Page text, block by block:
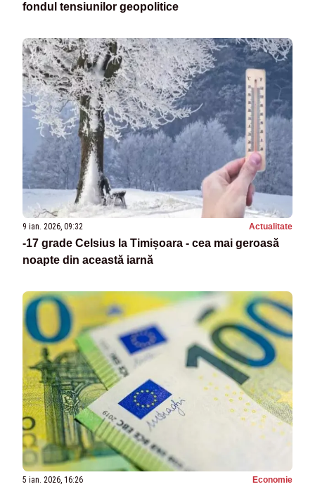
fondul tensiunilor geopolitice
9 ian. 2026, 09:32 Actualitate
-17 grade Celsius la Timișoara - cea mai geroasă
noapte din această iarnă
5 ian. 2026, 16:26 Economie